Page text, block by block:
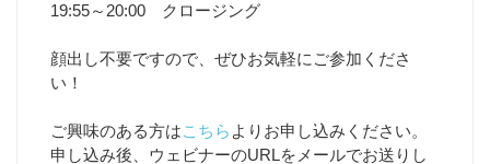
19:55～20:00 クロージング
顔出し不要ですので、ぜひお気軽にご参加くださ
い！
ご興味のある方はこちら よりお申し込みください。
申し込み後、ウェビナーのURLをメールでお送りし